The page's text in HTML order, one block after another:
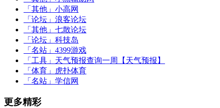
「其他」 小高网
「论坛」 浪客论坛
「其他」 七散论坛
「论坛」 科技岛
「名站」 4399游戏
「工具」 天气预报查询一周【天气预报】
「体育」
虎扑体育
「名站」 学信网
更多精彩